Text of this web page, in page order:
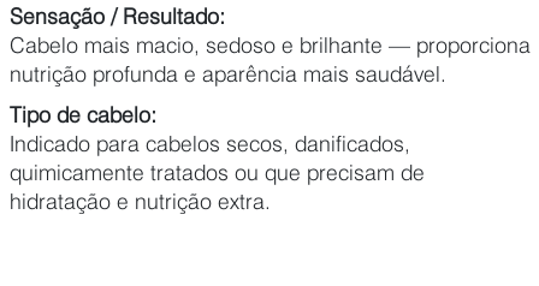
Sensação / Resultado:
Cabelo mais macio, sedoso e brilhante — proporciona
nutrição profunda e aparência mais saudável.
Tipo de cabelo:
Indicado para cabelos secos, danificados,
quimicamente tratados ou que precisam de
hidratação e nutrição extra.